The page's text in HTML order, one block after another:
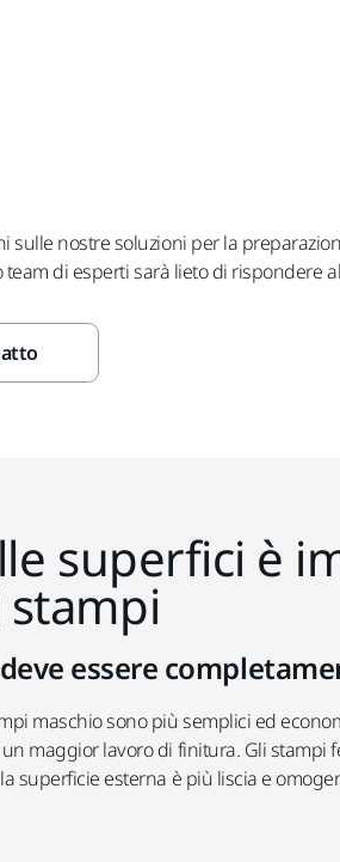
sulle nostre soluzioni per la
di esperti sarà lieto di rispondere
superfici è
essere
maschio sono più semplici ed
maggior lavoro di finitura. Gli stampi
superficie esterna è più liscia e